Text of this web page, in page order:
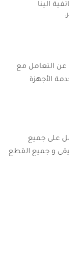
الينا
عن التعامل مع
الأجهزة
على جميع
و جميع القطع